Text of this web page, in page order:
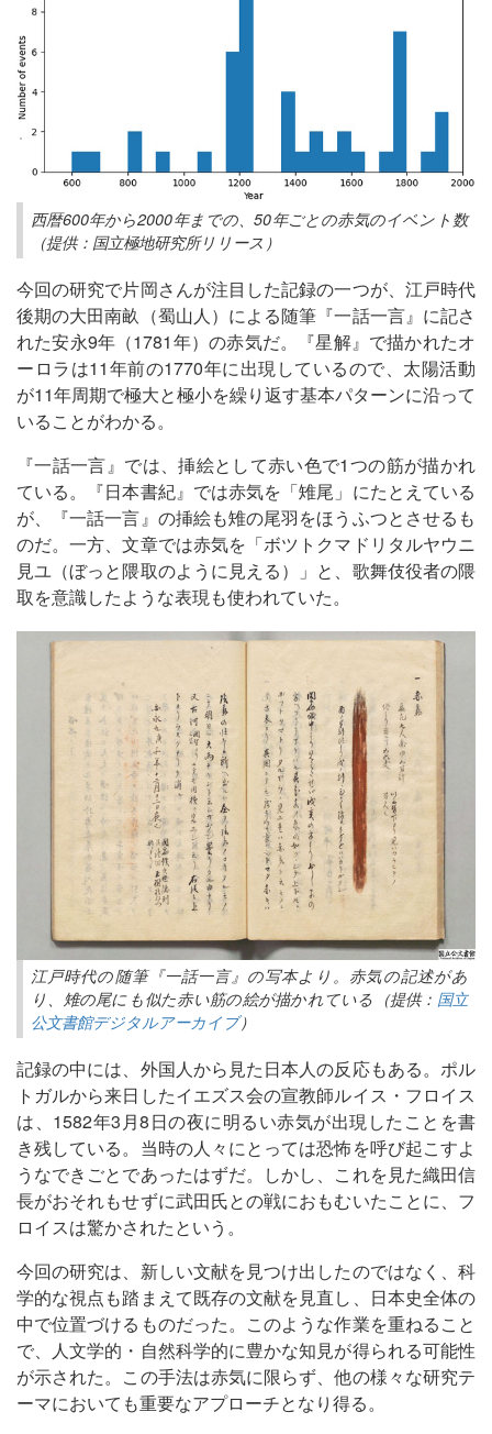
西暦600年から2000年までの、50年ごとの赤気のイベント数
（提供：国立極地研究所リリース）
今回の研究で片岡さんが注目した記録の一つが、江戸時代
後期の大田南畝（蜀山人）による随筆『一話一言』に記さ
れた安永9年（1781年）の赤気だ。『星解』で描かれたオ
ーロラは11年前の1770年に出現しているので、太陽活動
が11年周期で極大と極小を繰り返す基本パターンに沿って
いることがわかる。
『一話一言』では、挿絵として赤い色で1つの筋が描かれ
ている。『日本書紀』では赤気を「雉尾」にたとえている
が、『一話一言』の挿絵も雉の尾羽をほうふつとさせるも
のだ。一方、文章では赤気を「ボツトクマドリタルヤウニ
見ユ（ぼっと隈取のように見える）」と、歌舞伎役者の隈
取を意識したような表現も使われていた。
江戸時代の随筆『一話一言』の写本より。赤気の記述があ
り、雉の尾にも似た赤い筋の絵が描かれている（提供： 国立
公文書館デジタルアーカイブ）
記録の中には、外国人から見た日本人の反応もある。ポル
トガルから来日したイエズス会の宣教師ルイス・フロイス
は、1582年3月8日の夜に明るい赤気が出現したことを書
き残している。当時の人々にとっては恐怖を呼び起こすよ
うなできごとであったはずだ。しかし、これを見た織田信
長がおそれもせずに武田氏との戦におもむいたことに、フ
ロイスは驚かされたという。
今回の研究は、新しい文献を見つけ出したのではなく、科
学的な視点も踏まえて既存の文献を見直し、日本史全体の
中で位置づけるものだった。このような作業を重ねること
で、人文学的・自然科学的に豊かな知見が得られる可能性
が示された。この手法は赤気に限らず、他の様々な研究テ
ーマにおいても重要なアプローチとなり得る。